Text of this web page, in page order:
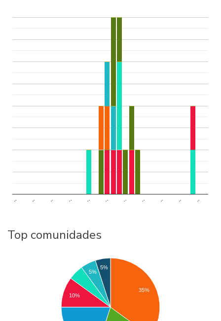
.. .. .. .. .. .. .. .. .. .. ..
Top comunidades
35%
5%
5%
10%